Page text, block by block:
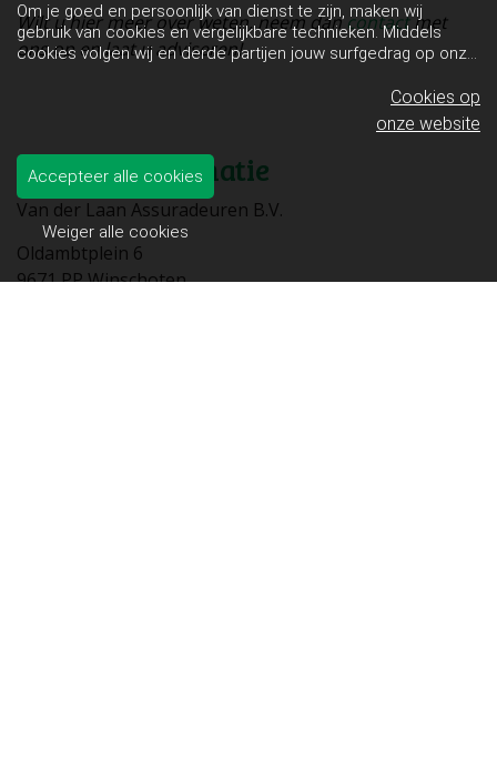
Wilt u hier meer over weten, neem dancontactmet
ons op en laat u adviseren!
Contact informatie
Van der Laan Assuradeuren B.V.
Oldambtplein 6
9671 PP Winschoten
Om je goed en persoonlijk van dienst te zijn, maken wij
gebruik van cookies en vergelijkbare technieken. Middels
cookies volgen wij en derde partijen jouw surfgedrag op onze
en dit maakt het voor jou mogelijk om informatie te delen via
Cookies op
onze website
Accepteer alle cookies
Weiger alle cookies